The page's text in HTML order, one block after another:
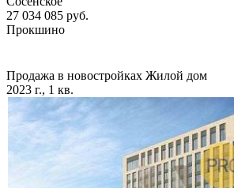
27 034 085 руб.
Прокшино
Продажа в новостройках Жилой дом
2023 г., 1 кв.